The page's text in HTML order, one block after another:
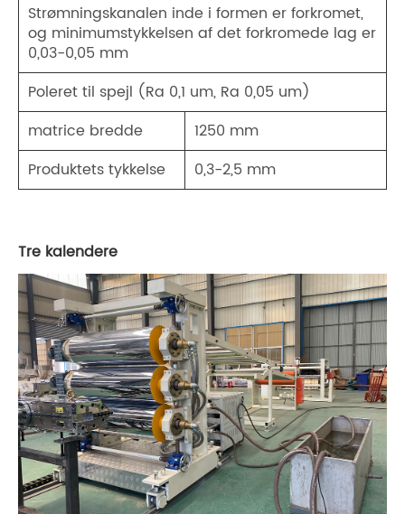
Strømningskanalen inde i formen er forkromet,
og minimumstykkelsen af ​​det forkromede lag er
0,03-0,05 mm
Poleret til spejl (Ra 0,1 um, Ra 0,05 um)
matrice bredde
1250 mm
Produktets tykkelse
0,3-2,5 mm
Tre kalendere